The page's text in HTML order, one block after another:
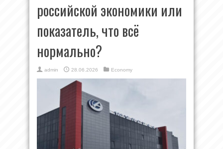
российской экономики или
показатель, что всё
нормально?
admin 28.06.2026 Economy